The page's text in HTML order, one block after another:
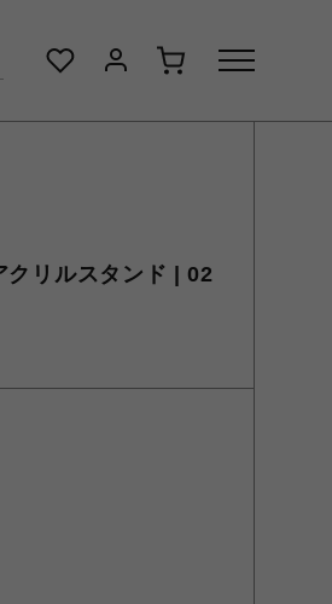
クリルスタンド | 02